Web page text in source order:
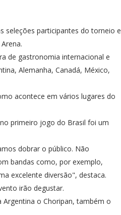
seleções participantes do torneio e
de gastronomia internacional e
Alemanha, Canadá, México,
acontece em vários lugares do
primeiro jogo do Brasil foi um
dobrar o público. Não
bandas como, por exemplo,
excelente diversão", destaca.
irão degustar.
o Choripan, também o